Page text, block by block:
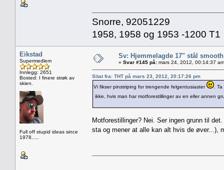
Snorre, 92051229
1958, 1958 og 1953 -1200 T1
Eikstad
Supermedlem
Innlegg: 2651
Bosted: I finere strøk av
skien.
Full off stupid ideas since
1978.....
Sv: Hjemmelagde 17" stål
« Svar #145 på: mars 24, 2012, 00:14:37
Sitat fra: THT på mars 23, 2012, 20:17:26 pm
Vi fikser pinstriping for trengende felgentusiaster
.
ikke, hvis man har motforestillinger av en eller annen
Motforestillinger? Nei. Ser ingen grunn til
sta og mener at alle kan alt hvis de øver...),